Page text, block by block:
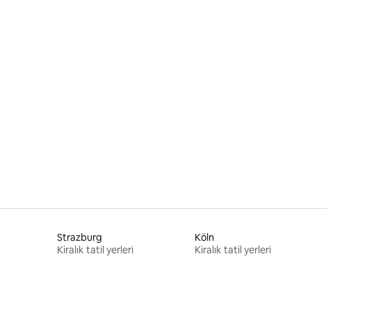
Strazburg
Kiralık tatil yerleri
Köln
Kiralık tatil yerleri